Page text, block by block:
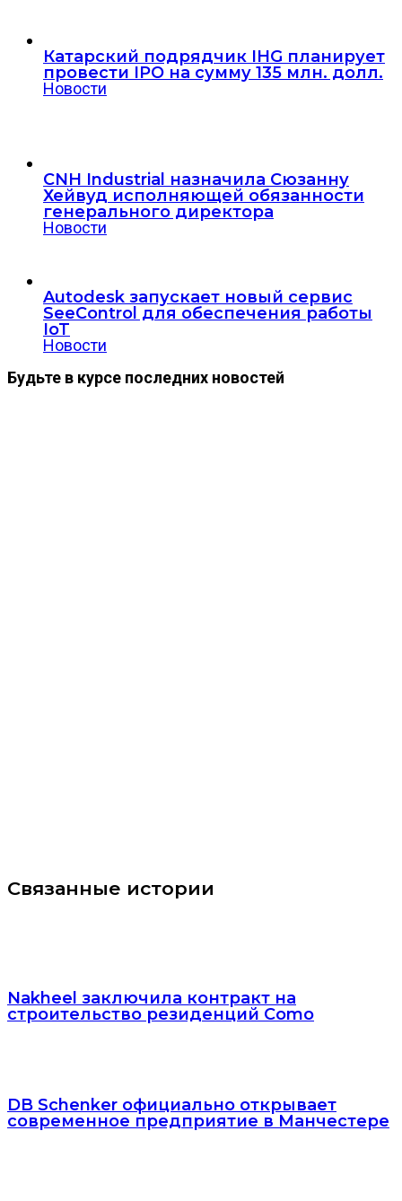
Катарский подрядчик IHG планирует
провести IPO на сумму 135 млн. долл.
Новости
CNH Industrial назначила Сюзанну
Хейвуд исполняющей обязанности
генерального директора
Новости
Autodesk запускает новый сервис
SeeControl для обеспечения работы
IoT
Новости
Будьте в курсе последних новостей
Связанные истории
Nakheel заключила контракт на
строительство резиденций Como
DB Schenker официально открывает
современное предприятие в Манчестере